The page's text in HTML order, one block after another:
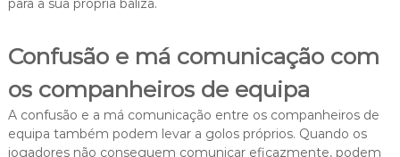
para a sua própria baliza.
Confusão e má comunicação com
os companheiros de equipa
A confusão e a má comunicação entre os companheiros de
equipa também podem levar a golos próprios. Quando os
jogadores não conseguem comunicar eficazmente, podem